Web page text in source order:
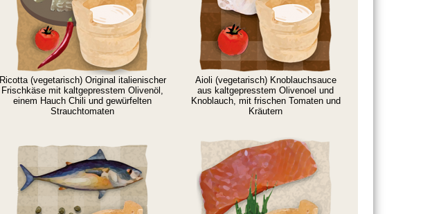
Ricotta (vegetarisch) Original italienischer
Frischkäse mit kaltgepresstem Olivenöl,
einem Hauch Chili und gewürfelten
Strauchtomaten
Aioli (vegetarisch) Knoblauchsauce
aus kaltgepresstem Olivenoel und
Knoblauch, mit frischen Tomaten und
Kräutern